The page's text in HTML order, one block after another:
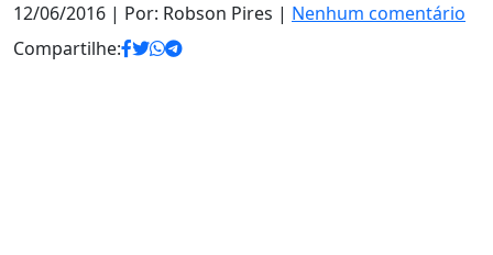
12/06/2016 | Por: Robson Pires | Nenhum comentário
Compartilhe: